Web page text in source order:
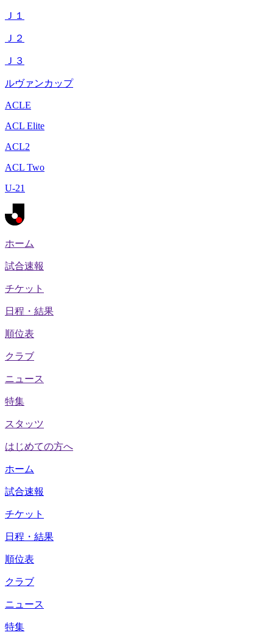
Ｊ１
Ｊ２
Ｊ３
ルヴァンカップ
ACLE
ACL Elite
ACL2
ACL Two
U-21
ホーム
試合速報
チケット
日程・結果
順位表
クラブ
ニュース
特集
スタッツ
はじめての方へ
ホーム
試合速報
チケット
日程・結果
順位表
クラブ
ニュース
特集